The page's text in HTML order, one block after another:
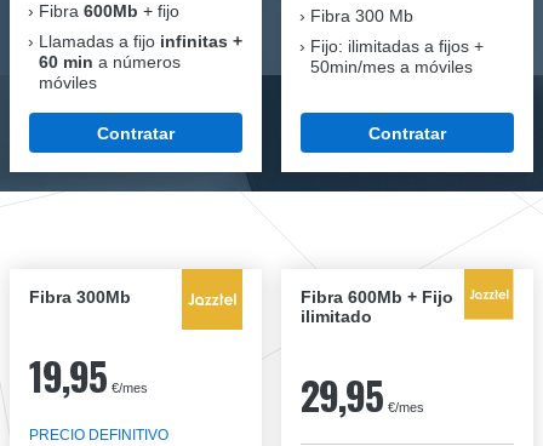
Fibra 600Mb + fijo
Llamadas a fijo infinitas +
60 min a números
móviles
Contratar
Fibra 300 Mb
Fijo: ilimitadas a fijos +
50min/mes a móviles
Contratar
Fibra 300Mb
19,95 €/mes
PRECIO DEFINITIVO
Fibra 600Mb + Fijo
ilimitado
29,95 €/mes